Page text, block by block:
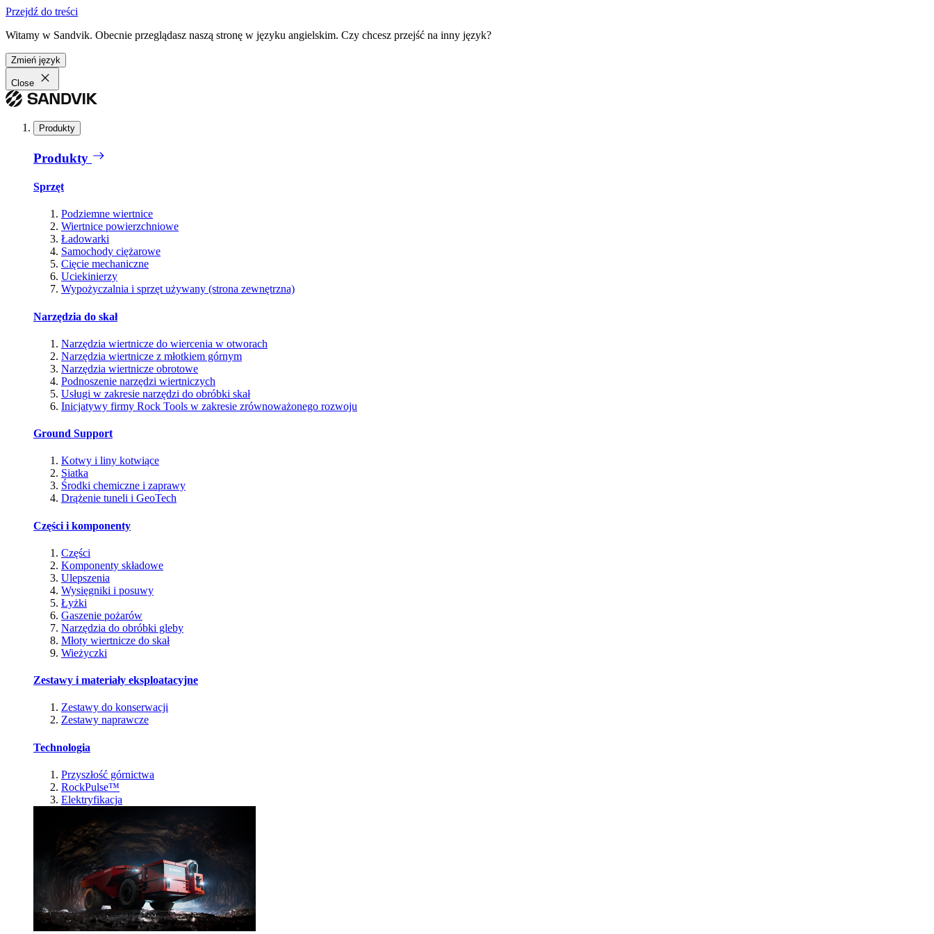
Przejdź do treści
Witamy w Sandvik. Obecnie przeglądasz naszą stronę w języku angielskim. Czy chcesz przejść na inny język?
Zmień język
Close
Produkty
Produkty
Sprzęt
Podziemne wiertnice
Wiertnice powierzchniowe
Ładowarki
Samochody ciężarowe
Cięcie mechaniczne
Uciekinierzy
Wypożyczalnia i sprzęt używany (strona zewnętrzna)
Narzędzia do skał
Narzędzia wiertnicze do wiercenia w otworach
Narzędzia wiertnicze z młotkiem górnym
Narzędzia wiertnicze obrotowe
Podnoszenie narzędzi wiertniczych
Usługi w zakresie narzędzi do obróbki skał
Inicjatywy firmy Rock Tools w zakresie zrównoważonego rozwoju
Ground Support
Kotwy i liny kotwiące
Siatka
Środki chemiczne i zaprawy
Drążenie tuneli i GeoTech
Części i komponenty
Części
Komponenty składowe
Ulepszenia
Wysięgniki i posuwy
Łyżki
Gaszenie pożarów
Narzędzia do obróbki gleby
Młoty wiertnicze do skał
Wieżyczki
Zestawy i materiały eksploatacyjne
Zestawy do konserwacji
Zestawy naprawcze
Technologia
Przyszłość górnictwa
RockPulse™
Elektryfikacja